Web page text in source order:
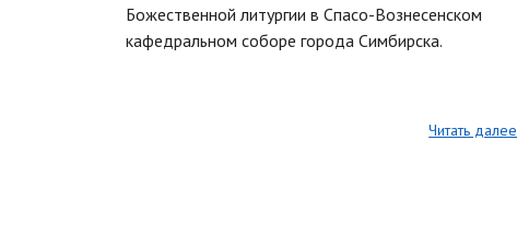
Божественной литургии в Спасо-Вознесенском
кафедральном соборе города Симбирска.
Читать далее